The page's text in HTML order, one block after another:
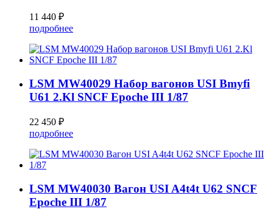
11 440 ₽
подробнее
LSM MW40029 Набор вагонов USI Bmyfi
U61 2.Kl SNCF Epoche III 1/87
22 450 ₽
подробнее
LSM MW40030 Вагон USI A4t4t U62 SNCF
Epoche III 1/87